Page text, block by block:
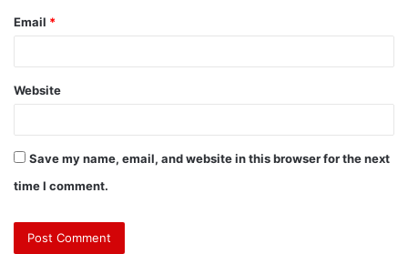
Email *
Website
Save my name, email, and website in this browser for the next
time I comment.